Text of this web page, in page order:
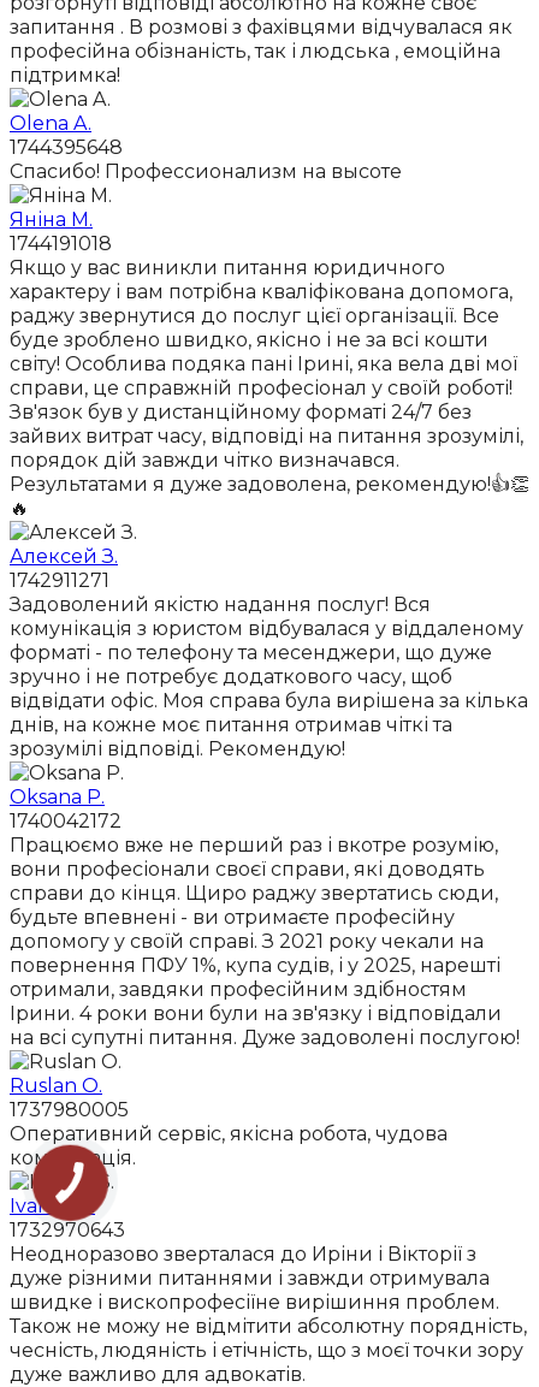
запитання . В розмові з фахівцями відчувалася як
професійна обізнаність, так і людська , емоційна
підтримка!
Olena A.
1744395648
Спасибо! Профессионализм на высоте
Яніна М.
1744191018
Якщо у вас виникли питання юридичного
характеру і вам потрібна кваліфікована допомога,
раджу звернутися до послуг цієї організації. Все
буде зроблено швидко, якісно і не за всі кошти
світу! Особлива подяка пані Ірині, яка вела дві мої
справи, це справжній професіонал у своїй роботі!
Зв'язок був у дистанційному форматі 24/7 без
зайвих витрат часу, відповіді на питання зрозумілі,
порядок дій завжди чітко визначався.
Результатами я дуже задоволена, рекомендую!👍👏
🔥
Алексей З.
1742911271
Задоволений якістю надання послуг! Вся
комунікація з юристом відбувалася у віддаленому
форматі - по телефону та месенджери, що дуже
зручно і не потребує додаткового часу, щоб
відвідати офіс. Моя справа була вирішена за кілька
днів, на кожне моє питання отримав чіткі та
зрозумілі відповіді. Рекомендую!
Oksana P.
1740042172
Працюємо вже не перший раз і вкотре розумію,
вони професіонали своєї справи, які доводять
справи до кінця. Щиро раджу звертатись сюди,
будьте впевнені - ви отримаєте професійну
допомогу у своїй справі. З 2021 року чекали на
повернення ПФУ 1%, купа судів, і у 2025, нарешті
отримали, завдяки професійним здібностям
Ірини. 4 роки вони були на зв'язку і відповідали
на всі супутні питання. Дуже задоволені послугою!
Ruslan O.
1737980005
Оперативний сервіс, якісна робота, чудова
комунікація.
Ivanna S.
1732970643
Неодноразово зверталася до Иріни і Вікторії з
дуже різними питаннями і завжди отримувала
швидке і вископрофесіїне вирішиння проблем.
Також не можу не відмітити абсолютну порядність,
чесність, людяність і етічність, що з моєї точки зору
дуже важливо для адвокатів.